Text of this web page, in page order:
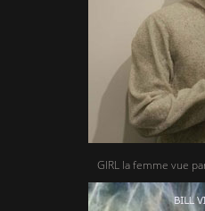
GIRL la femme vue